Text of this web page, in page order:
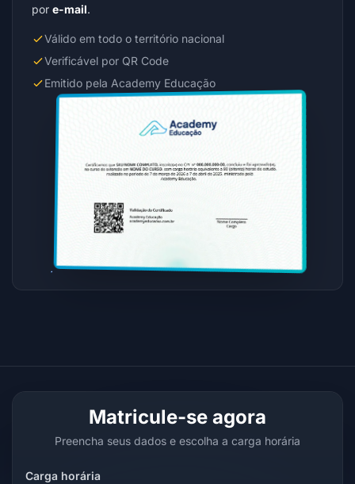
por e-mail.
Válido em todo o território nacional
Verificável por QR Code
Emitido pela Academy Educação
Matricule-se agora
Preencha seus dados e escolha a carga horária
Carga horária